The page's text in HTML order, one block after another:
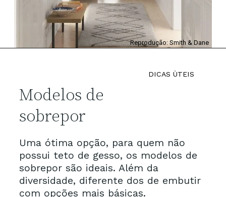
Reprodução: Smith & Dane
Uma ótima opção, para quem não
possui teto de gesso, os modelos de
sobrepor são ideais. Além da
diversidade, diferente dos de embutir
com opções mais básicas.
Modelos de
sobrepor
DICAS ÙTEIS